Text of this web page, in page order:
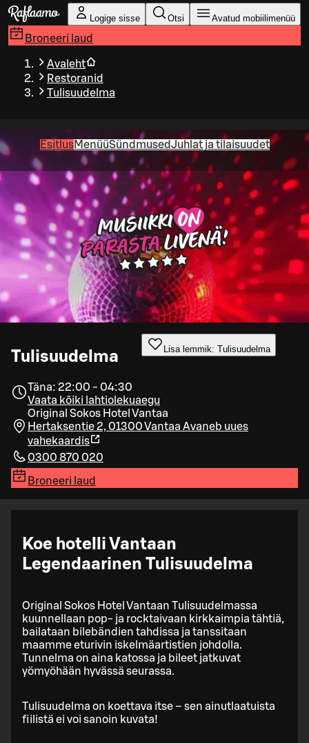
Liigu peamise sisu juurde
Logige sisse Otsi Avatud mobiilimenüü
Broneeri laud
Avaleht
Restoranid
Tulisuudelma
EsitlusMenüüSündmusedJuhlat ja tilaisuudet
Tulisuudelma Lisa lemmik: Tulisuudelma
Täna: 22:00 - 04:30
Vaata kõiki lahtiolekuaegu
Original Sokos Hotel Vantaa
Hertaksentie 2, 01300 Vantaa Avaneb uues
vahekaardis
0300 870 020
Broneeri laud
Koe hotelli Vantaan
Legendaarinen Tulisuudelma
Original Sokos Hotel Vantaan Tulisuudelmassa
kuunnellaan pop- ja rocktaivaan kirkkaimpia tähtiä,
bailataan bilebändien tahdissa ja tanssitaan
maamme eturivin iskelmäartistien johdolla.
Tunnelma on aina katossa ja bileet jatkuvat
yömyöhään hyvässä seurassa.
Tulisuudelma on koettava itse – sen ainutlaatuista
fiilistä ei voi sanoin kuvata!